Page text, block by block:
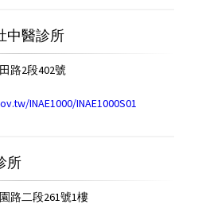
中醫診所
路2段402號
INAE1000/INAE1000S01
所
路二段261號1樓